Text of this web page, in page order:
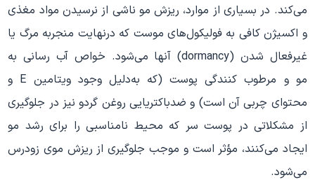
می‌کند. در بسیاری از موارد، ریزش مو ناشی از نرسیدن مواد مغذی
و اکسیژن کافی به فولیکول‌های موست که درنهایت منجربه مرگ یا
غیرفعال شدن (dormancy) آنها می‌شود. خواص آب رسانی به
مو و مرطوب کنندگی پوست (که به‌دلیل وجود ویتامین E و
محتوای چربی آن است) و ضدباکتریایی روغن گردو نیز در جلوگیری
از مشکلاتی در پوست سر که محیط نامناسبی را برای رشد مو
ایجاد می‌کنند، مؤثر است و موجب جلوگیری از ریزش موی زودرس
می‌شود.